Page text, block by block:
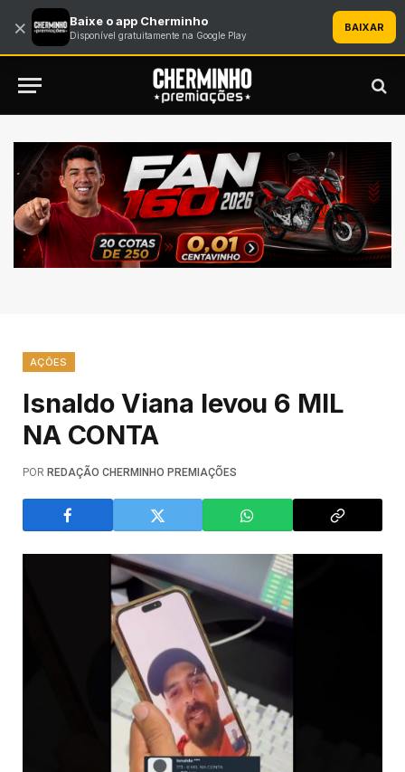
AÇÕES
Isnaldo Viana levou 6 MIL
NA CONTA
POR REDAÇÃO CHERMINHO PREMIAÇÕES
× Baixe o app Cherminho
Disponível gratuitamente na Google Play
BAIXAR